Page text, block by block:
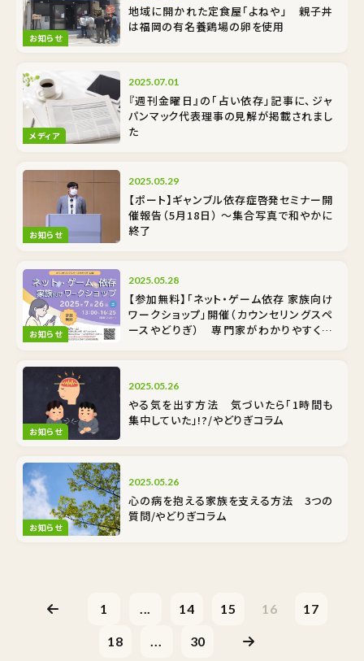
お知らせ
地域に開かれた定食屋「よねや」 親子丼
は福岡の有名養鶏場の卵を使用
メディア
2025.07.01
『週刊金曜日』の「占い依存」記事に、ジャ
パンマック代表理事の見解が掲載されまし
た
お知らせ
2025.05.29
【ポート】ギャンブル依存症啓発セミナー開
催報告（5月18日） ～集合写真で和やかに
終了
お知らせ
2025.05.28
【参加無料】「ネット・ゲーム依存 家族向け
ワークショップ」開催（カウンセリングスペ
ースやどりぎ） 専門家がわかりやすく解
お知らせ
2025.05.26
やる気を出す方法 気づいたら「1時間も
集中していた」!?/やどりぎコラム
お知らせ
2025.05.26
心の病を抱える家族を支える方法 3つの
質問/やどりぎコラム
1 ... 14 15 16 17
18 ... 30